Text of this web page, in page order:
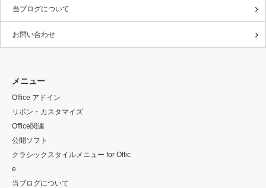
当ブログについて
お問い合わせ
メニュー
Office アドイン
リボン・カスタマイズ
Office関連
公開ソフト
クラシックスタイルメニュー for Offic
e
当ブログについて